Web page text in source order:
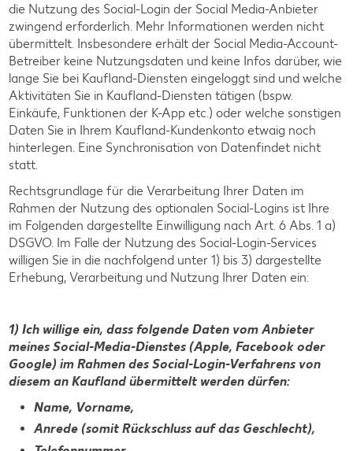
die Nutzung des Social-Login der Social Media-Anbieter
zwingend erforderlich. Mehr Informationen werden nicht
übermittelt. Insbesondere erhält der Social Media-Account-
Betreiber keine Nutzungsdaten und keine Infos darüber, wie
lange Sie bei Kaufland-Diensten eingeloggt sind und welche
Aktivitäten Sie in Kaufland-Diensten tätigen (bspw.
Einkäufe, Funktionen der K-App etc.) oder welche sonstigen
Daten Sie in Ihrem Kaufland-Kundenkonto etwaig noch
hinterlegen. Eine Synchronisation von Datenfindet nicht
statt.
Rechtsgrundlage für die Verarbeitung Ihrer Daten im
Rahmen der Nutzung des optionalen Social-Logins ist Ihre
im Folgenden dargestellte Einwilligung nach Art. 6 Abs. 1 a)
DSGVO. Im Falle der Nutzung des Social-Login-Services
willigen Sie in die nachfolgend unter 1) bis 3) dargestellte
Erhebung, Verarbeitung und Nutzung Ihrer Daten ein:
1) Ich willige ein, dass folgende Daten vom Anbieter
meines Social-Media-Dienstes (Apple, Facebook oder
Google) im Rahmen des Social-Login-Verfahrens von
diesem an Kaufland übermittelt werden dürfen:
Name, Vorname,
Anrede (somit Rückschluss auf das Geschlecht),